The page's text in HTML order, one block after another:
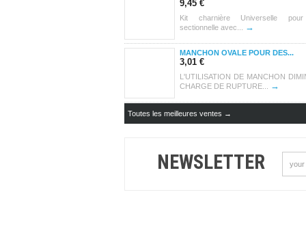
9,45 €
Kit charnière Universelle
sectionnelle avec...
→
MANCHON OVALE POUR DES...
3,01 €
L'UTILISATION DE MANCHON
CHARGE DE RUPTURE...
→
Toutes les meilleures ventes →
NEWSLETTER